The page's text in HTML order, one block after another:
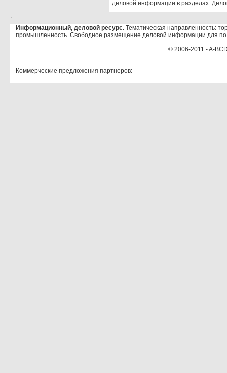
деловой информации в разделах:
.
Информационный, деловой ресурс. Тематическая направленность:
промышленность. Свободное размещение деловой информации для
© 2006-2011 - A-
Коммерческие предложения партнеров: